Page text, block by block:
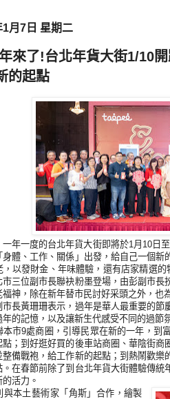
月7日 星期二
來了!台北年貨大街1/10
的起點
一年一度的台北年貨大街即將於1 月 10 日至
身體、工作、關係」出發，給自己一個
，以發財金、年味體驗，還有店家精選
市三位副市長聯袂粉墨登場，由彭副市
福神，除在新年替市民討好采頭之外，也
市長黃珊珊表示，過年是華人最重要的
年的記憶，以及讓新生代感受不同的過節
本市9處商圈，引導民眾在新的一年，到
點；到好逛好買的後車站商圈、華陰街
整備戰袍，給工作新的起點；到熱鬧歡
。在春節前除了到台北年貨大街體驗傳
活力。
與本土藝術家「角斯」合作，繪製